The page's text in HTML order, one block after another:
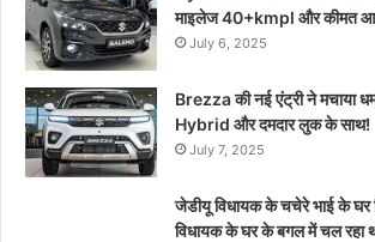
माइलेज 40+kmpl और कीमत
July 6, 2025
Brezza की नई एंट्री ने मचाया
Hybrid और दमदार लुक के साथ!
July 7, 2025
जेडीयू विधायक के चचेरे भाई के घर
विधायक के घर के बगल में चल रहा